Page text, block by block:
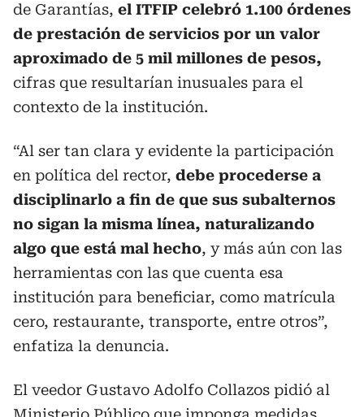
de Garantías, el ITFIP celebró 1.100 órdenes
de prestación de servicios por un valor
aproximado de 5 mil millones de pesos,
cifras que resultarían inusuales para el
contexto de la institución.
“Al ser tan clara y evidente la participación
en política del rector, debe procederse a
disciplinarlo a fin de que sus subalternos
no sigan la misma línea, naturalizando
algo que está mal hecho, y más aún con las
herramientas con las que cuenta esa
institución para beneficiar, como matrícula
cero, restaurante, transporte, entre otros”,
enfatiza la denuncia.
El veedor Gustavo Adolfo Collazos pidió al